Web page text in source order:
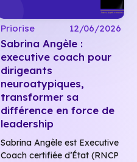
Priorise 12/06/2026
Sabrina Angèle :
executive coach pour
dirigeants
neuroatypiques,
transformer sa
différence en force de
leadership
Sabrina Angèle est Executive
Coach certifiée d’État (RNCP